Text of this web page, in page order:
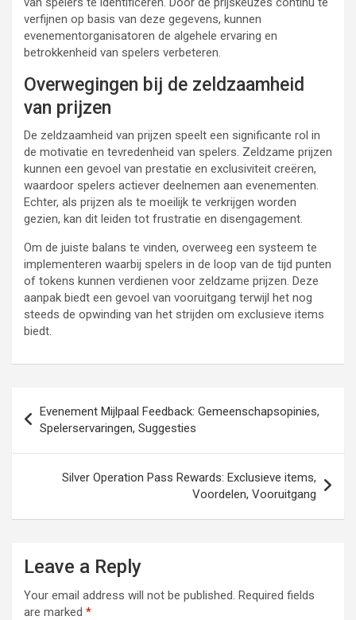
verfijnen op basis van deze gegevens, kunnen
evenementorganisatoren de algehele ervaring en
betrokkenheid van spelers verbeteren.
Overwegingen bij de zeldzaamheid
van prijzen
De zeldzaamheid van prijzen speelt een significante rol in
de motivatie en tevredenheid van spelers. Zeldzame prijzen
kunnen een gevoel van prestatie en exclusiviteit creëren,
waardoor spelers actiever deelnemen aan evenementen.
Echter, als prijzen als te moeilijk te verkrijgen worden
gezien, kan dit leiden tot frustratie en disengagement.
Om de juiste balans te vinden, overweeg een systeem te
implementeren waarbij spelers in de loop van de tijd punten
of tokens kunnen verdienen voor zeldzame prijzen. Deze
aanpak biedt een gevoel van vooruitgang terwijl het nog
steeds de opwinding van het strijden om exclusieve items
biedt.
navigation
Evenement Mijlpaal Feedback: Gemeenschapsopinies,
Spelerservaringen, Suggesties
Silver Operation Pass Rewards: Exclusieve items,
Voordelen, Vooruitgang
Leave a Reply
Your email address will not be published. Required fields
are marked *